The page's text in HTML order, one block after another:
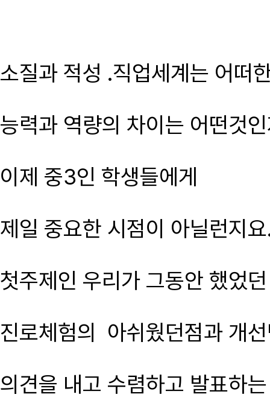
소질과 적성 .직업세계는 어떠
능력과 역량의 차이는 어떤것
이제 중3인 학생들에게
제일 중요한 시점이 아닐런지
첫주제인 우리가 그동안 했었던
진로체험의 아쉬웠던점과 개
의견을 내고 수렴하고 발표하